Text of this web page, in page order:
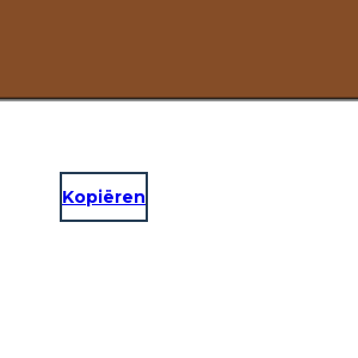
Kopiëren